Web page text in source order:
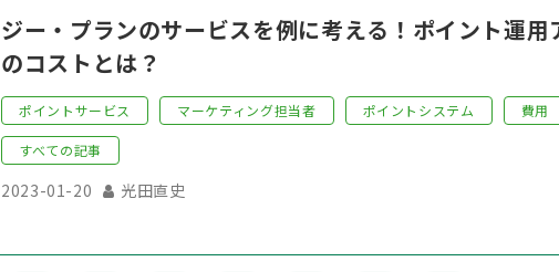
ジー・プランのサービスを例に考える！ポイント運
のコストとは？
ポイントサービス マーケティング担当者 ポイントシステム 費用
すべての記事
2023-01-20 光田直史